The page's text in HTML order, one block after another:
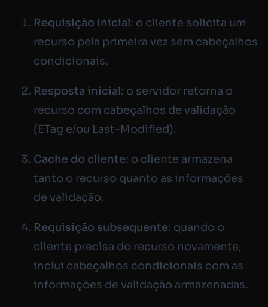
Requisição inicial: o cliente solicita um
recurso pela primeira vez sem cabeçalhos
condicionais.
Resposta inicial: o servidor retorna o
recurso com cabeçalhos de validação
(ETag e/ou Last-Modified).
Cache do cliente: o cliente armazena
tanto o recurso quanto as informações
de validação.
Requisição subsequente: quando o
cliente precisa do recurso novamente,
inclui cabeçalhos condicionais com as
informações de validação armazenadas.